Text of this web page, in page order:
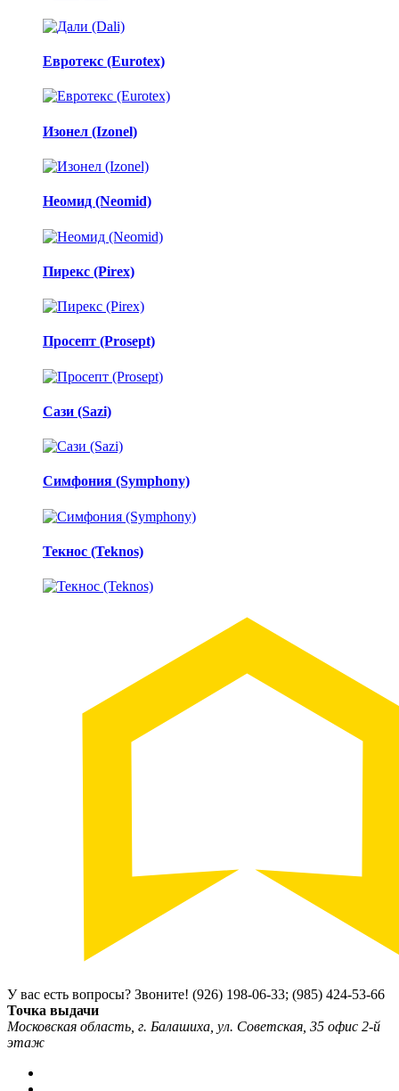
Евротекс (Eurotex)
Изонел (Izonel)
Неомид (Neomid)
Пирекс (Pirex)
Просепт (Prosept)
Сази (Sazi)
Симфония (Symphony)
Текнос (Teknos)
У вас есть вопросы? Звоните! (926) 198-06-33; (985) 424-53-66
Точка выдачи
Московская область, г. Балашиха, ул. Советская, 35 офис 2-й
этаж